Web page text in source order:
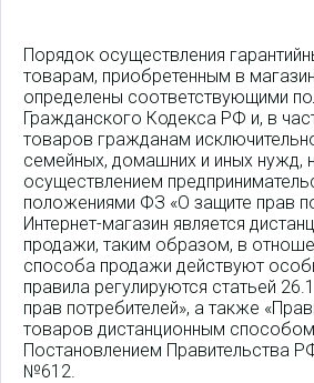
Порядок осуществления
товарам, приобретенным в
определены соответствующими
Гражданского Кодекса РФ и, в
товаров гражданам
семейных, домашних и иных нужд,
осуществлением
положениями ФЗ «О защите прав
Интернет-магазин является
продажи, таким образом, в
способа продажи действуют
правила регулируются статьей
прав потребителей», а также
товаров дистанционным
Постановлением Правительства
№612.